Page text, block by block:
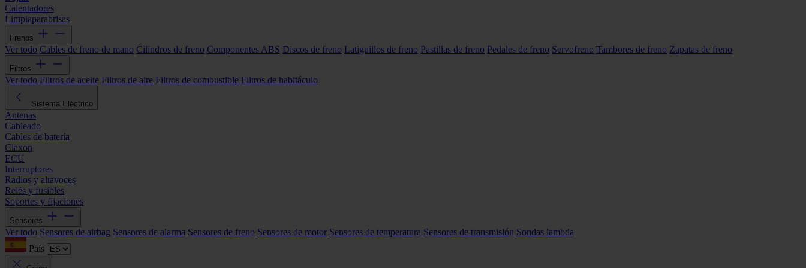
Calentadores
Limpiaparabrisas
Frenos
Ver todo Cables de freno de mano Cilindros de freno Componentes ABS Discos de freno Latiguillos de freno Pastillas de freno Pedales de freno Servofreno Tambores de freno Zapatas de freno
Filtros
Ver todo Filtros de aceite Filtros de aire Filtros de combustible Filtros de habitáculo
Sistema Eléctrico
Antenas
Cableado
Cables de batería
Claxon
ECU
Interruptores
Radios y altavoces
Relés y fusibles
Soportes y fijaciones
Sensores
Ver todo Sensores de airbag Sensores de alarma Sensores de freno Sensores de motor Sensores de temperatura Sensores de transmisión Sondas lambda
País